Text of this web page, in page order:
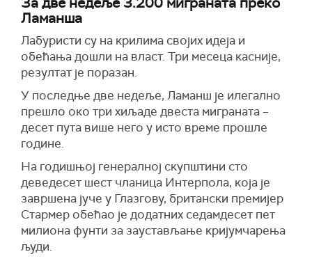
Ламанша
Лабуристи су на крилима својих идеја и
обећања дошли на власт. Три месеца касније,
резултат је поразан.
У последње две недеље, Ламанш је илегално
прешло око три хиљаде двеста миграната –
десет пута више него у исто време прошле
године.
На годишњој генералној скупштини сто
деведесет шест чланица Интерпола, која је
завршена јуче у Глазгову, британски премијер
Стармер обећао је додатних седамдесет пет
милиона фунти за заустављање кријумчарења
људи.